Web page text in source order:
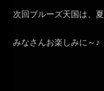
次回ブルーズ天国は、
みなさんお楽しみに～♪